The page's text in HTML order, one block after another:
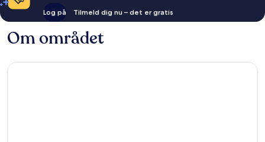
Log på Tilmeld dig nu – det er gratis
Om området